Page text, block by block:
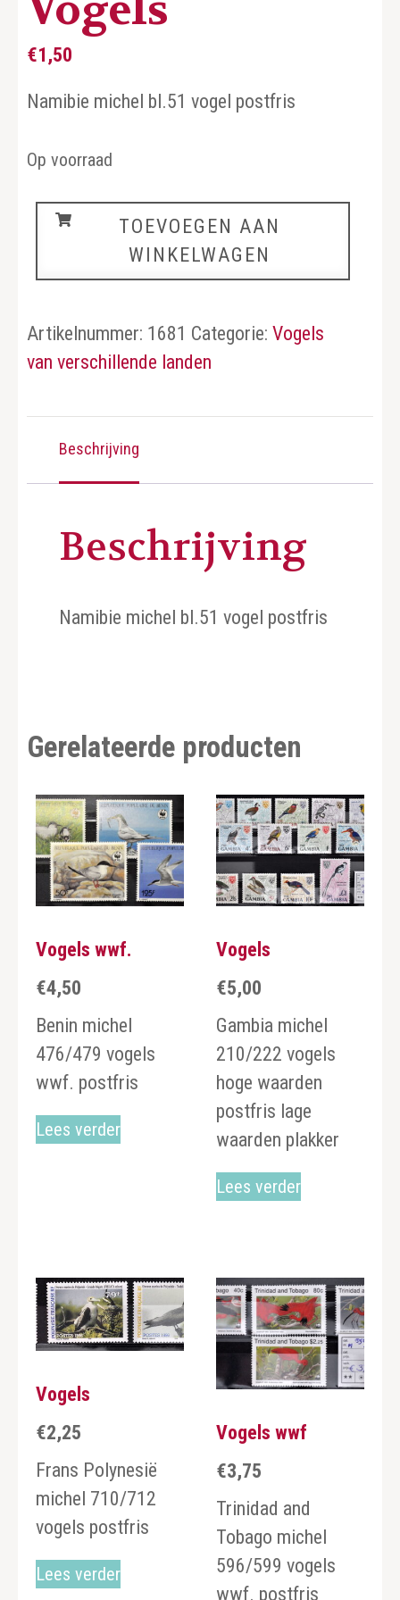
€1,50
Namibie michel bl.51 vogel postfris
Op voorraad
Vogels
TOEVOEGEN AAN
WINKELWAGEN
Artikelnummer: 1681 Categorie: Vogels
van verschillende landen
Beschrijving
Beschrijving
Namibie michel bl.51 vogel postfris
Gerelateerde producten
Vogels wwf.
€4,50
Benin michel
476/479 vogels
wwf. postfris
Lees verder
Vogels
€5,00
Gambia michel
210/222 vogels
hoge waarden
postfris lage
waarden plakker
Lees verder
Vogels
€2,25
Frans Polynesië
michel 710/712
vogels postfris
Lees verder
Vogels wwf
€3,75
Trinidad and
Tobago michel
596/599 vogels
wwf. postfris